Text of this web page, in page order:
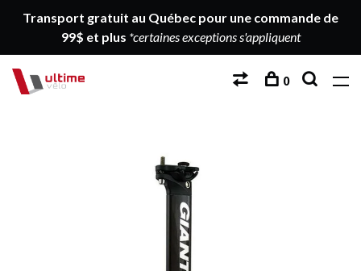
Transport gratuit au Québec pour une commande de
99$ et plus *certaines exceptions s'appliquent
0